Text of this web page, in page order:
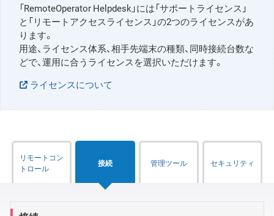
「RemoteOperator Helpdesk」には「サポートライセンス」
と「リモートアクセスライセンス」の2つのライセンスがあ
ります。
用途、ライセンス体系、相手先端末の種類、同時接続台数な
どで、運用に合うライセンスを選択いただけます。
ライセンスについて
リモートコン
トロール
接続 管理ツール セキュリティ